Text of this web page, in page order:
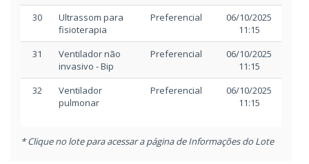
30
Ultrassom para
fisioterapia
Preferencial
06/10/2025
11:15
31
Ventilador não
invasivo - Bip
Preferencial
06/10/2025
11:15
32
Ventilador
pulmonar
Preferencial
06/10/2025
11:15
* Clique no lote para acessar a página de Informações do Lote